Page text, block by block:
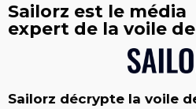
Sailorz est le média
expert de la voile
Sailorz décrypte la voile